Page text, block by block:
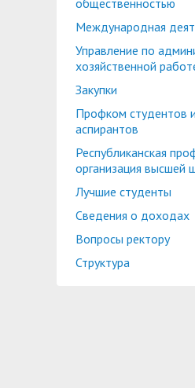
общественностью
Международная
Управление по
хозяйственной
Закупки
Профком студентов и
аспирантов
Республиканская
организация высшей
Лучшие студенты
Сведения о доходах
Вопросы ректору
Структура